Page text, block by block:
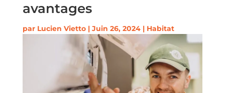
avantages
par Lucien Vietto| Juin 26, 2024| Habitat